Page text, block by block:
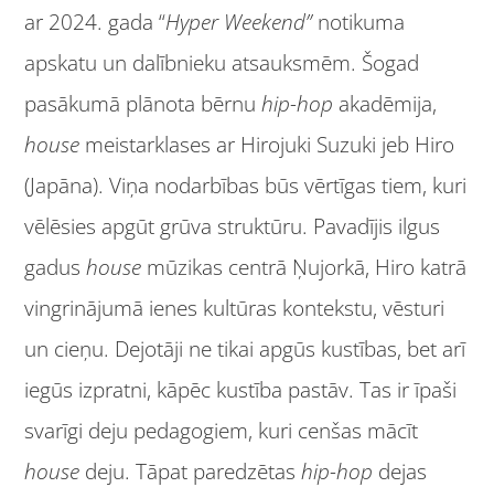
ar 2024. gada “Hyper Weekend”notikuma
apskatu un dalībnieku atsauksmēm. Šogad
pasākumā plānota bērnuhip-hop akadēmija,
house meistarklases ar Hirojuki Suzuki jeb Hiro
(Japāna). Viņa nodarbības būs vērtīgas tiem, kuri
vēlēsies apgūt grūva struktūru. Pavadījis ilgus
gadushouse mūzikas centrā Ņujorkā, Hiro katrā
vingrinājumā ienes kultūras kontekstu, vēsturi
un cieņu. Dejotāji ne tikai apgūs kustības, bet arī
iegūs izpratni, kāpēc kustība pastāv. Tas ir īpaši
svarīgi deju pedagogiem, kuri cenšas mācīt
house deju. Tāpat paredzētaship-hop dejas